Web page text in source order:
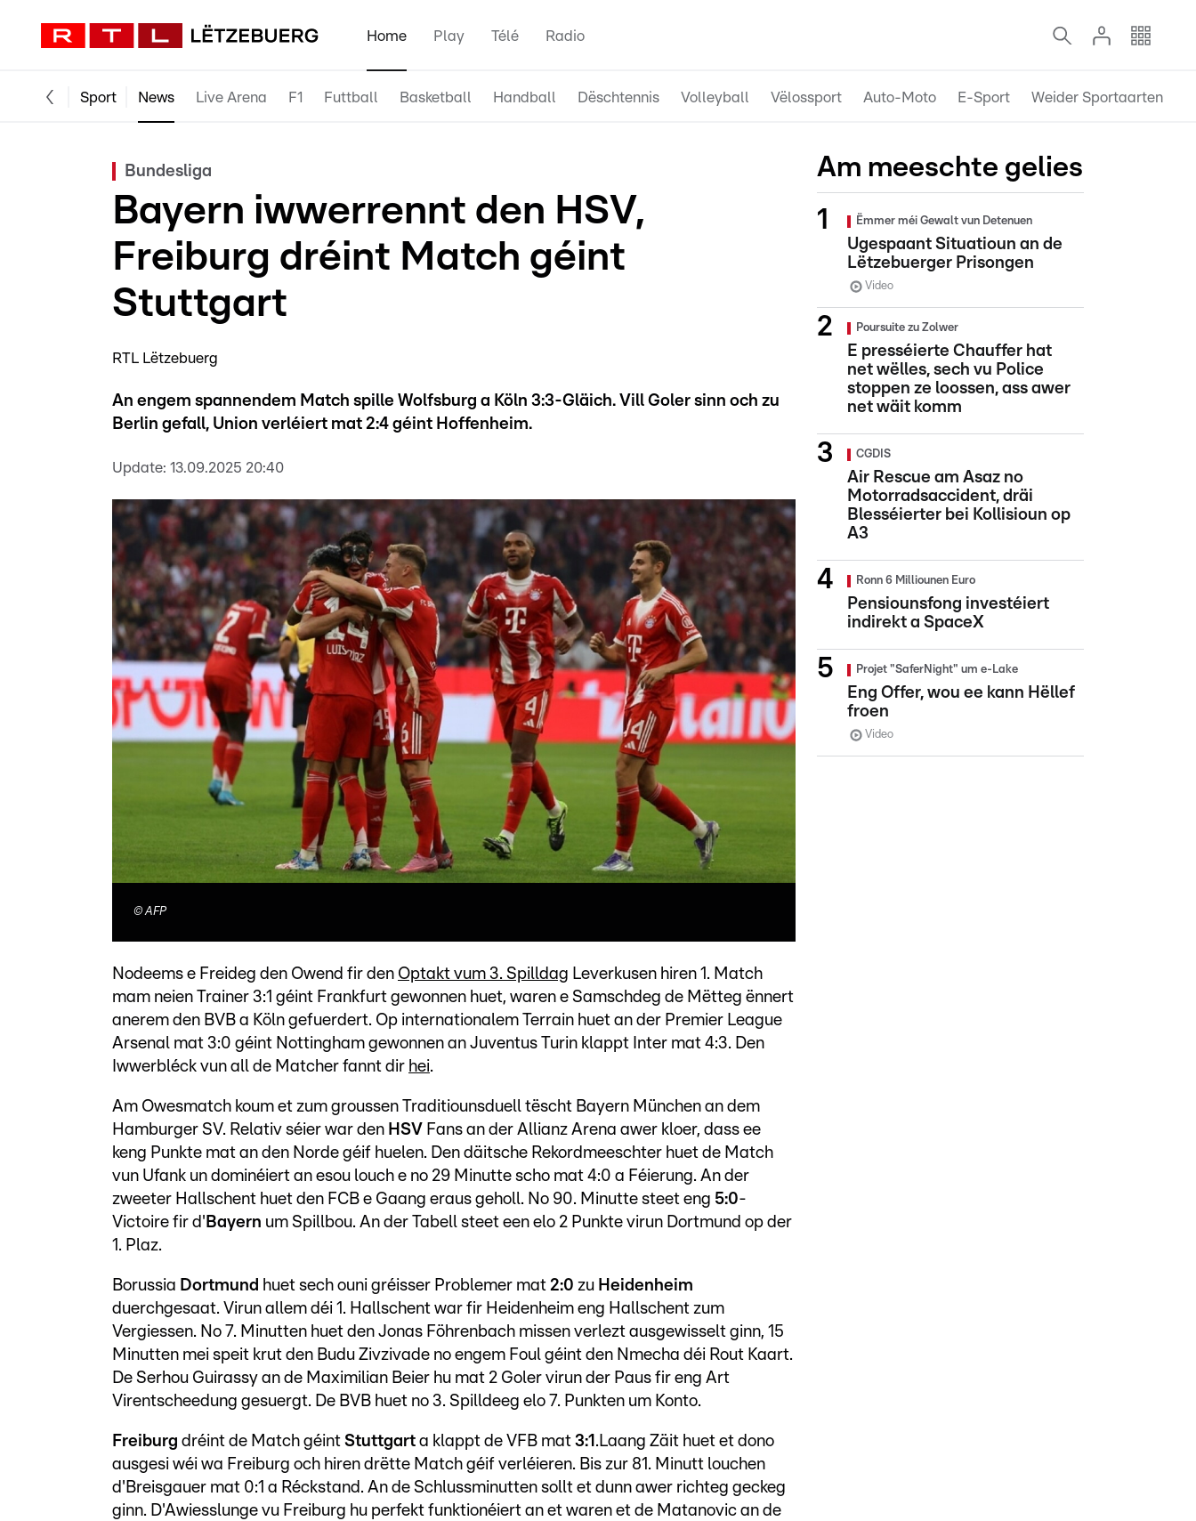
Home Play Télé Radio
Sport News Live Arena F1 Futtball Basketball Handball Dëschtennis Volleyball Vëlossport Auto-Moto E-Sport Weider Sportaarten
Bundesliga
Bayern iwwerrennt den HSV,
Freiburg dréint Match géint
Stuttgart
RTL Lëtzebuerg
An engem spannendem Match spille Wolfsburg a Köln 3:3-Gläich. Vill Goler sinn och zu
Berlin gefall, Union verléiert mat 2:4 géint Hoffenheim.
Update: 13.09.2025 20:40
©AFP
Nodeems e Freideg den Owend fir den Optakt vum 3. Spilldag Leverkusen hiren 1. Match
mam neien Trainer 3:1 géint Frankfurt gewonnen huet, waren e Samschdeg de Mëtteg ënnert
anerem den BVB a Köln gefuerdert. Op internationalem Terrain huet an der Premier League
Arsenal mat 3:0 géint Nottingham gewonnen an Juventus Turin klappt Inter mat 4:3. Den
Iwwerbléck vun all de Matcher fannt dir hei.
Am Owesmatch koum et zum groussen Traditiounsduell tëscht Bayern München an dem
Hamburger SV. Relativ séier war den HSV Fans an der Allianz Arena awer kloer, dass ee
keng Punkte mat an den Norde géif huelen. Den däitsche Rekordmeeschter huet de Match
vun Ufank un dominéiert an esou louch e no 29 Minutte scho mat 4:0 a Féierung. An der
zweeter Hallschent huet den FCB e Gaang eraus geholl. No 90. Minutte steet eng 5:0-
Victoire fir d' Bayern um Spillbou. An der Tabell steet een elo 2 Punkte virun Dortmund op der
1. Plaz.
Borussia Dortmund huet sech ouni gréisser Problemer mat 2:0 zu Heidenheim
duerchgesaat. Virun allem déi 1. Hallschent war fir Heidenheim eng Hallschent zum
Vergiessen. No 7. Minutten huet den Jonas Föhrenbach missen verlezt ausgewisselt ginn, 15
Minutten mei speit krut den Budu Zivzivade no engem Foul géint den Nmecha déi Rout Kaart.
De Serhou Guirassy an de Maximilian Beier hu mat 2 Goler virun der Paus fir eng Art
Virentscheedung gesuergt. De BVB huet no 3. Spilldeeg elo 7. Punkten um Konto.
Freiburg dréint de Match géint Stuttgart a klappt de VFB mat 3:1 .Laang Zäit huet et dono
ausgesi wéi wa Freiburg och hiren drëtte Match géif verléieren. Bis zur 81. Minutt louchen
d'Breisgauer mat 0:1 a Réckstand. An de Schlussminutten sollt et dunn awer richteg geckeg
ginn. D'Awiesslunge vu Freiburg hu perfekt funktionéiert an et waren et de Matanovic an de
Am meeschte gelies
Ëmmer méi Gewalt vun Detenuen
Ugespaant Situatioun an de
Lëtzebuerger Prisongen
Video
Poursuite zu Zolwer
E presséierte Chauffer hat
net wëlles, sech vu Police
stoppen ze loossen, ass awer
net wäit komm
CGDIS
Air Rescue am Asaz no
Motorradsaccident, dräi
Blesséierter bei Kollisioun op
A3
Ronn 6 Milliounen Euro
Pensiounsfong investéiert
indirekt a SpaceX
Projet "SaferNight" um e-Lake
Eng Offer, wou ee kann Hëllef
froen
Video